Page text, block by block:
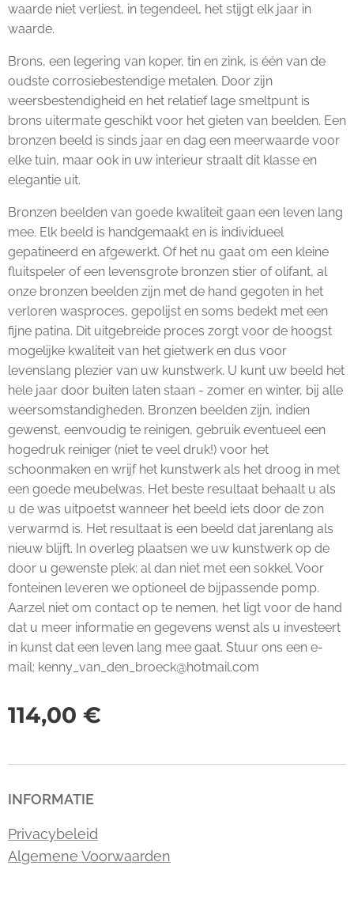
waarde niet verliest, in tegendeel, het stijgt elk jaar in
waarde.
Brons, een legering van koper, tin en zink, is één van de
oudste corrosiebestendige metalen. Door zijn
weersbestendigheid en het relatief lage smeltpunt is
brons uitermate geschikt voor het gieten van beelden. Een
bronzen beeld is sinds jaar en dag een meerwaarde voor
elke tuin, maar ook in uw interieur straalt dit klasse en
elegantie uit.
Bronzen beelden van goede kwaliteit gaan een leven lang
mee. Elk beeld is handgemaakt en is individueel
gepatineerd en afgewerkt. Of het nu gaat om een kleine
fluitspeler of een levensgrote bronzen stier of olifant, al
onze bronzen beelden zijn met de hand gegoten in het
verloren wasproces, gepolijst en soms bedekt met een
fijne patina. Dit uitgebreide proces zorgt voor de hoogst
mogelijke kwaliteit van het gietwerk en dus voor
levenslang plezier van uw kunstwerk. U kunt uw beeld het
hele jaar door buiten laten staan - zomer en winter, bij alle
weersomstandigheden. Bronzen beelden zijn, indien
gewenst, eenvoudig te reinigen, gebruik eventueel een
hogedruk reiniger (niet te veel druk!) voor het
schoonmaken en wrijf het kunstwerk als het droog in met
een goede meubelwas. Het beste resultaat behaalt u als
u de was uitpoetst wanneer het beeld iets door de zon
verwarmd is. Het resultaat is een beeld dat jarenlang als
nieuw blijft. In overleg plaatsen we uw kunstwerk op de
door u gewenste plek; al dan niet met een sokkel. Voor
fonteinen leveren we optioneel de bijpassende pomp.
Aarzel niet om contact op te nemen, het ligt voor de hand
dat u meer informatie en gegevens wenst als u investeert
in kunst dat een leven lang mee gaat. Stuur ons een e-
mail: kenny_van_den_broeck@hotmail.com
114,00 €
INFORMATIE
Privacybeleid
Algemene Voorwaarden